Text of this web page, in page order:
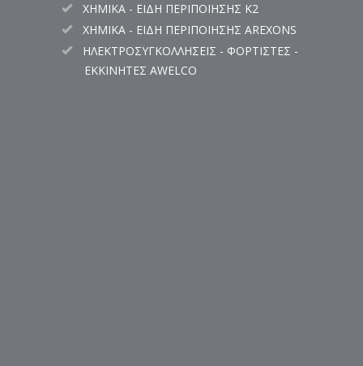
ΧΗΜΙΚΑ - ΕΙΔΗ ΠΕΡΙΠΟΙΗΣΗΣ K2
ΧΗΜΙΚΑ - ΕΙΔΗ ΠΕΡΙΠΟΙΗΣΗΣ AREXONS
ΗΛΕΚΤΡΟΣΥΓΚΟΛΛΗΣΕΙΣ - ΦΟΡΤΙΣΤΕΣ -
ΕΚΚΙΝΗΤΕΣ AWELCO